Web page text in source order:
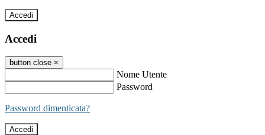
Accedi
Accedi
button close ×
Nome Utente
Password
Password dimenticata?